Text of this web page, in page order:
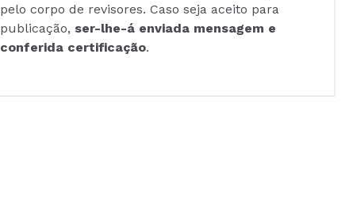
pelo corpo de revisores. Caso seja aceito para
publicação, ser-lhe-á enviada mensagem e
conferida certificação.